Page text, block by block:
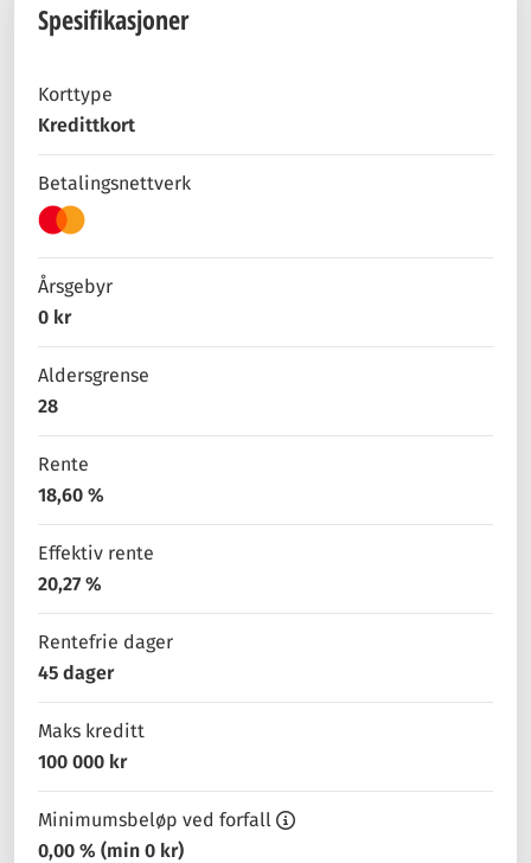
Spesifikasjoner
Korttype
Kredittkort
Betalingsnettverk
Årsgebyr
0 kr
Aldersgrense
28
Rente
18,60 %
Effektiv rente
20,27 %
Rentefrie dager
45 dager
Maks kreditt
100 000 kr
Minimumsbeløp ved forfall
0,00 % (min 0 kr)